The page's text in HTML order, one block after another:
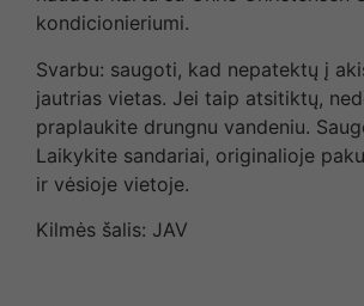
kondicionieriumi.
Svarbu: saugoti, kad nepatektų į
jautrias vietas. Jei taip atsitiktų,
praplaukite drungnu vandeniu.
Laikykite sandariai, originalioje
ir vėsioje vietoje.
Kilmės šalis: JAV